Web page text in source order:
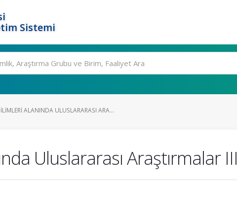
Sistemi
ALANINDA ULUSLARARASI ARA...
Uluslararası Araştırmalar III